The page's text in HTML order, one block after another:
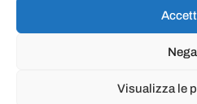
Nega
Visualizza le
Associazione